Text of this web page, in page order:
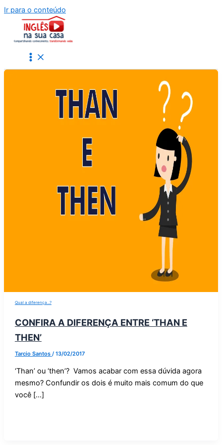
Ir para o conteúdo
Qual a diferença...?
CONFIRA A DIFERENÇA ENTRE ‘THAN E
THEN’
Tarcio Santos / 13/02/2017
‘Than’ ou ‘then’? Vamos acabar com essa dúvida agora
mesmo? Confundir os dois é muito mais comum do que
você […]